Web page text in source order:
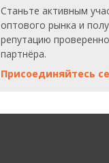
Станьте активным
оптового рынка и
репутацию
партнёра.
Присоединяйтесь